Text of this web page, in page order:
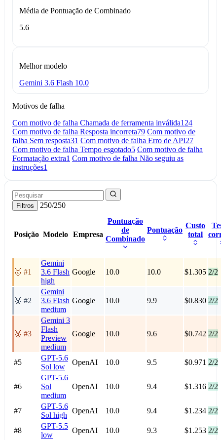
Média de Pontuação de Combinado
5.6
Melhor modelo
Gemini 3.6 Flash 10.0
Motivos de falha
Com motivo de falha Chamada de ferramenta inválida124
Com motivo de falha Resposta incorreta79 Com motivo de
falha Sem resposta31 Com motivo de falha Erro de API27
Com motivo de falha Tempo esgotado5 Com motivo de falha
Formatação extra1 Com motivo de falha Não seguiu as
instruções1
Filtros 250/250
Posição Modelo Empresa
Pontuação
de
Combinado
Pontuação
Custo
total
🥇 #1
Gemini
3.6 Flash
high
Google 10.0 10.0 $1.305 2/2
🥈 #2
Gemini
3.6 Flash
medium
Google 10.0 9.9 $0.830 2/2
🥉 #3
Gemini 3
Flash
Preview
medium
Google 10.0 9.6 $0.742 2/2
#5
GPT-5.6
Sol low
OpenAI 10.0 9.5 $0.971 2/2
#6
GPT-5.6
Sol
medium
OpenAI 10.0 9.4 $1.316 2/2
#7
GPT-5.6
Sol high
OpenAI 10.0 9.4 $1.234 2/2
#8
GPT-5.5
low
OpenAI 10.0 9.3 $1.253 2/2